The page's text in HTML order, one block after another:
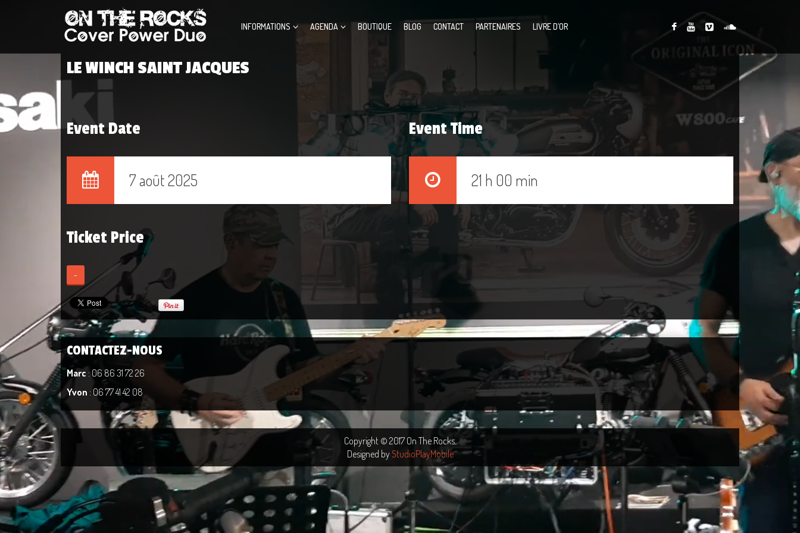
INFORMATIONS AGENDA BOUTIQUE BLOG CONTACT PARTENAIRES LIVRE D’OR
LE WINCH SAINT JACQUES
Event Date
7 août 2025
Event Time
21 h 00 min
Ticket Price
-
CONTACTEZ-NOUS
Marc : 06 86 31 72 26
Yvon : 06 77 41 42 08
Copyright © 2017 On The Rocks.
Designed by StudioPlayMobile